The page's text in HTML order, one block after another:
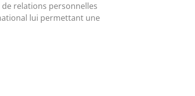
relations personnelles
lui permettant une